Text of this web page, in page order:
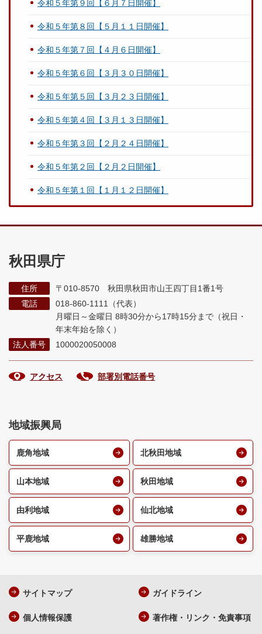
令和５年第９回【６月７日開催】
令和５年第８回【５月１１日開催】
令和５年第７回【４月６日開催】
令和５年第６回【３月３０日開催】
令和５年第５回【３月２３日開催】
令和５年第４回【３月１３日開催】
令和５年第３回【２月２４日開催】
令和５年第２回【２月２日開催】
令和５年第１回【１月１２日開催】
秋田県庁
住所
〒010-8570 秋田県秋田市山王四丁目1番1号
電話
018-860-1111（代表）
月曜日～金曜日 8時30分から17時15分まで （祝日・
年末年始を除く）
法人番号
1000020050008
アクセス 部署別電話番号
地域振興局
鹿角地域 北秋田地域
山本地域 秋田地域
由利地域 仙北地域
平鹿地域 雄勝地域
サイトマップ ガイドライン
個人情報保護 著作権・リンク・免責事項